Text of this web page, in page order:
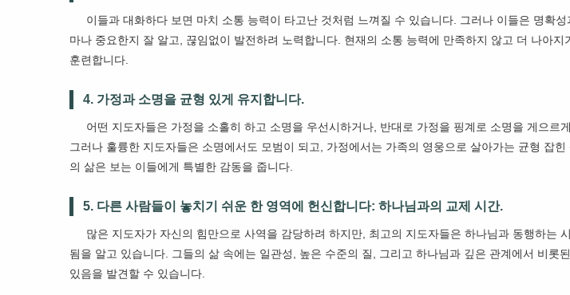
이들과 대화하다 보면 마치 소통 능력이 타고난 것처럼 느껴질 수 있습니다. 그러나 이들은 명확
마나 중요한지 잘 알고, 끊임없이 발전하려 노력합니다. 현재의 소통 능력에 만족하지 않고 더 나아지
훈련합니다.
4. 가정과 소명을 균형 있게 유지합니다.
어떤 지도자들은 가정을 소홀히 하고 소명을 우선시하거나, 반대로 가정을 핑계로 소명을 게으르
그러나 훌륭한 지도자들은 소명에서도 모범이 되고, 가정에서는 가족의 영웅으로 살아가는 균형 잡
의 삶은 보는 이들에게 특별한 감동을 줍니다.
5. 다른 사람들이 놓치기 쉬운 한 영역에 헌신합니다: 하나님과의 교제 시간.
많은 지도자가 자신의 힘만으로 사역을 감당하려 하지만, 최고의 지도자들은 하나님과 동행하는
됨을 알고 있습니다. 그들의 삶 속에는 일관성, 높은 수준의 질, 그리고 하나님과 깊은 관계에서 비롯
있음을 발견할 수 있습니다.